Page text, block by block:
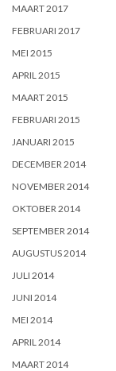
MAART 2017
FEBRUARI 2017
MEI 2015
APRIL 2015
MAART 2015
FEBRUARI 2015
JANUARI 2015
DECEMBER 2014
NOVEMBER 2014
OKTOBER 2014
SEPTEMBER 2014
AUGUSTUS 2014
JULI 2014
JUNI 2014
MEI 2014
APRIL 2014
MAART 2014